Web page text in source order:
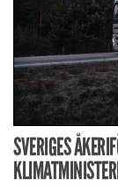
SVERIGES